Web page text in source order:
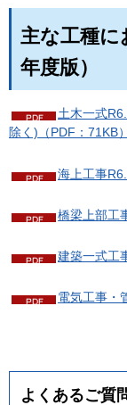
主な工種に
年度版）
土木一式
除く)（PDF：71KB）
海上工事
橋梁上部工
建築一式工
電気工事・
よくあるご質